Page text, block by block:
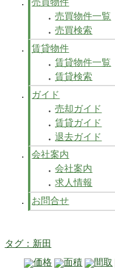
売買物件
売買物件一覧
売買検索
賃貸物件
賃貸物件一覧
賃貸検索
ガイド
売却ガイド
賃貸ガイド
退去ガイド
会社案内
会社案内
求人情報
お問合せ
タグ：新田
価格 面積 間取